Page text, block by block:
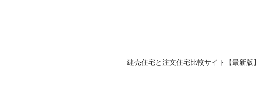
建売住宅と注文住宅比較サイト【最新版】